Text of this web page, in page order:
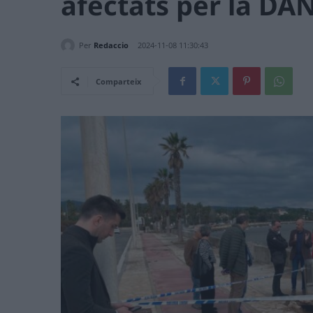
Per Redaccio 2024-11-08 11:30:43
Comparteix